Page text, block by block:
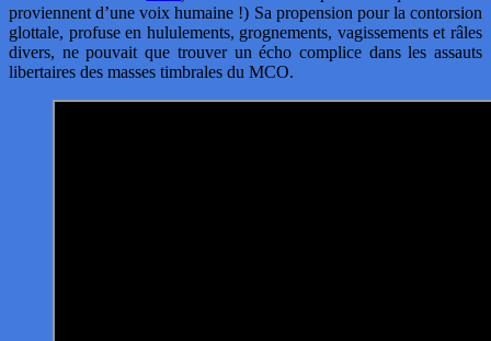
proviennent d’une voix humaine !) Sa propension pour la contorsion
glottale, profuse en hululements, grognements, vagissements et râles
divers, ne pouvait que trouver un écho complice dans les assauts
libertaires des masses timbrales du MCO.